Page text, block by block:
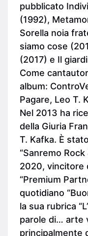
pubblicato
(1992),
Sorella noia
siamo cose
(2017) e Il
Come
album:
Pagare, Leo T.
Nel 2013 ha
della Giuria
T. Kafka. È
“Sanremo
2020, vincitore
“Premium
quotidiano
la sua rubrica
parole di… arte
principalmente